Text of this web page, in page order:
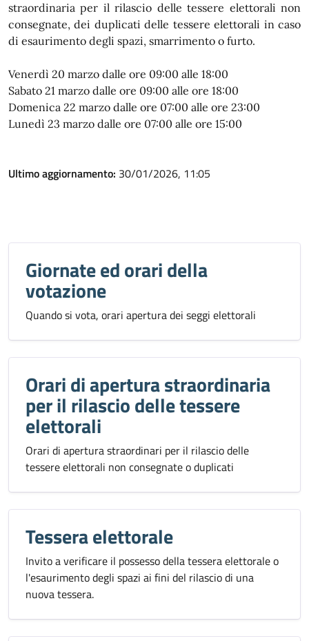
straordinaria per il rilascio delle tessere elettorali non
consegnate, dei duplicati delle tessere elettorali in caso
di esaurimento degli spazi, smarrimento o furto.
Venerdì 20 marzo dalle ore 09:00 alle 18:00
Sabato 21 marzo dalle ore 09:00 alle ore 18:00
Domenica 22 marzo dalle ore 07:00 alle ore 23:00
Lunedì 23 marzo dalle ore 07:00 alle ore 15:00
Ultimo aggiornamento: 30/01/2026, 11:05
Giornate ed orari della
votazione
Quando si vota, orari apertura dei seggi elettorali
Orari di apertura straordinaria
per il rilascio delle tessere
elettorali
Orari di apertura straordinari per il rilascio delle
tessere elettorali non consegnate o duplicati
Tessera elettorale
Invito a verificare il possesso della tessera elettorale o
l'esaurimento degli spazi ai fini del rilascio di una
nuova tessera.